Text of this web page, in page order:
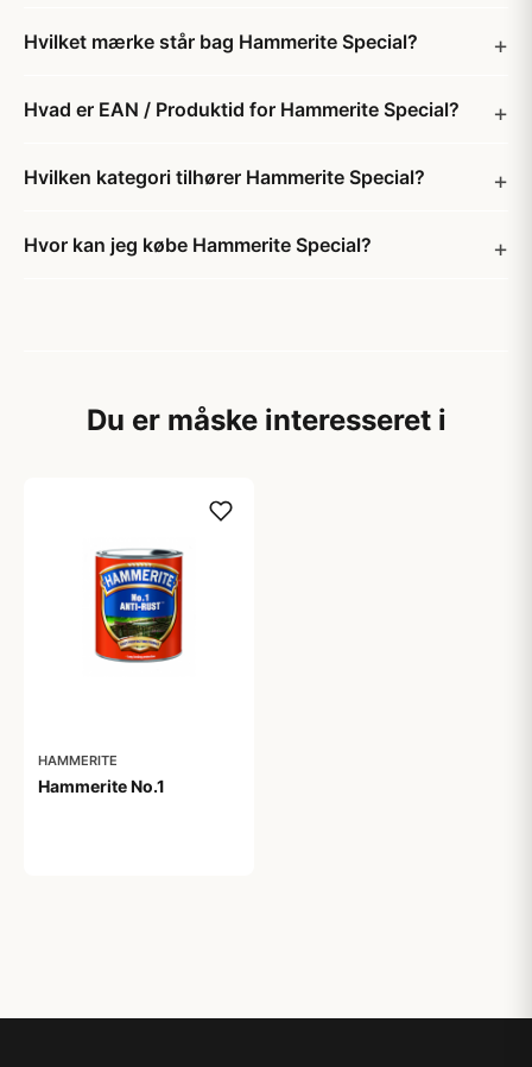
Hvilket mærke står bag Hammerite Special?
Hvad er EAN / Produktid for Hammerite Special?
Hvilken kategori tilhører Hammerite Special?
Hvor kan jeg købe Hammerite Special?
Du er måske interesseret i
HAMMERITE
Hammerite No.1